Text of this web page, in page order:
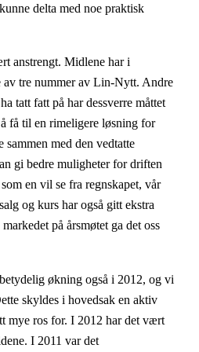
delta med noe praktisk
anstrengt. Midlene har i
av tre nummer av Lin-Nytt. Andre
tatt fatt på har dessverre måttet
få til en rimeligere løsning for
med den vedtatte
gi bedre muligheter for driften
en vil se fra regnskapet, vår
og kurs har også gitt ekstra
på årsmøtet ga det oss
økning også i 2012, og vi
skyldes i hovedsak en aktiv
mye ros for. I 2012 har det vært
I 2011 var det